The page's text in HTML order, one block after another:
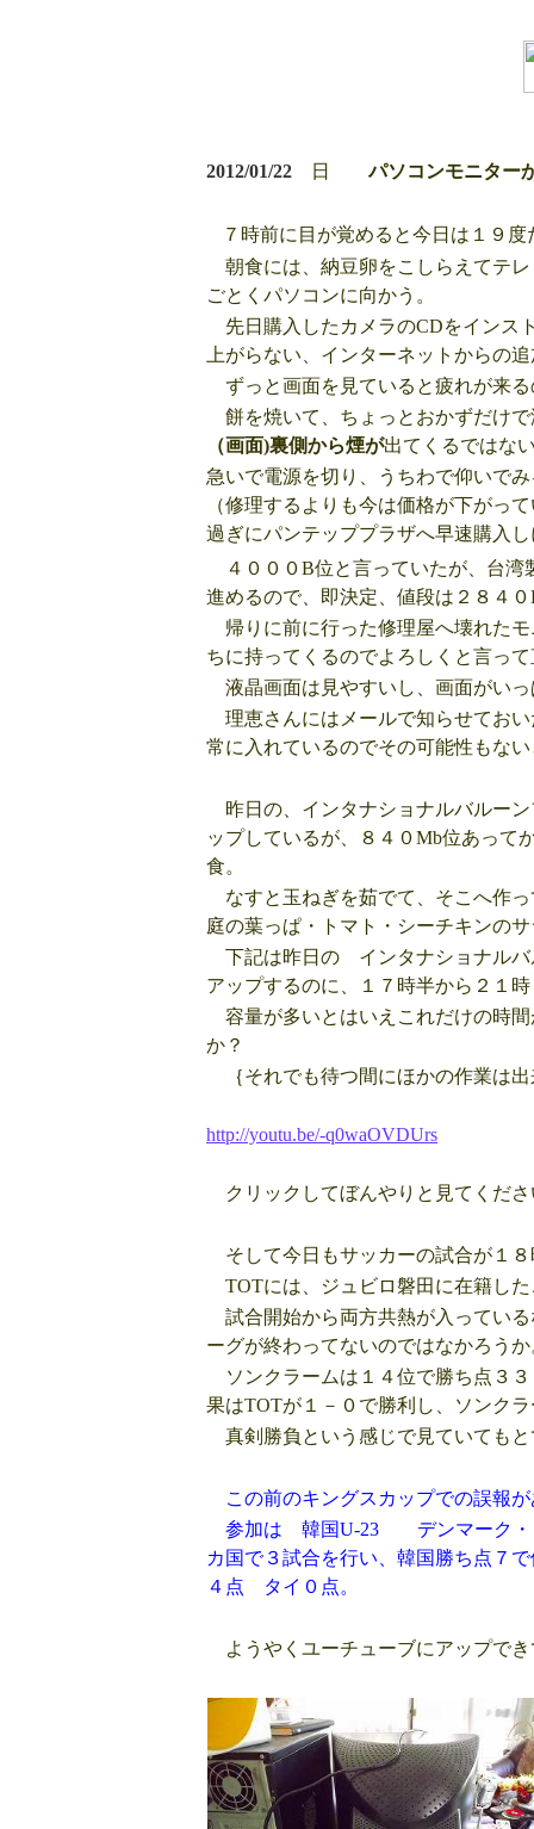
2012/01/22 日パソコンモニ
７時前に目が覚めると今日は１９
朝食には、納豆卵をこしらえてテ
ごとくパソコンに向かう。
先日購入したカメラのCDをインス
上がらない、インターネットからの
ずっと画面を見ていると疲れが来
餅を焼いて、ちょっとおかずだけ
（画面)裏側から煙が出てくるではな
急いで電源を切り、うちわで仰いで
（修理するよりも今は価格が下がっ
過ぎにパンテッププラザへ早速購入
４０００B位と言っていたが、台湾
進めるので、即決定、値段は２８４
帰りに前に行った修理屋へ壊れた
ちに持ってくるのでよろしくと言っ
液晶画面は見やすいし、画面がい
理恵さんにはメールで知らせてお
常に入れているのでその可能性もな
昨日の、インタナショナルバルー
ップしているが、８４０Mb位あって
食。
なすと玉ねぎを茹でて、そこへ作
庭の葉っぱ・トマト・シーチキンの
下記は昨日の インタナショナルバ
アップするのに、１７時半から２１
容量が多いとはいえこれだけの時
か？
｛それでも待つ間にほかの作業は
http://youtu.be/-q0waOVDUrs
クリックしてぼんやりと見てくださ
そして今日もサッカーの試合が１
TOTには、ジュビロ磐田に在籍し
試合開始から両方共熱が入ってい
ーグが終わってないのではなかろうか
ソンクラームは１４位で勝ち点３
果はTOTが１－０で勝利し、ソンク
真剣勝負という感じで見ていても
この前のキングスカップでの誤報
参加は 韓国U-23 デンマーク
カ国で３試合を行い、韓国勝ち点
４点 タイ０点。
ようやくユーチューブにアップで